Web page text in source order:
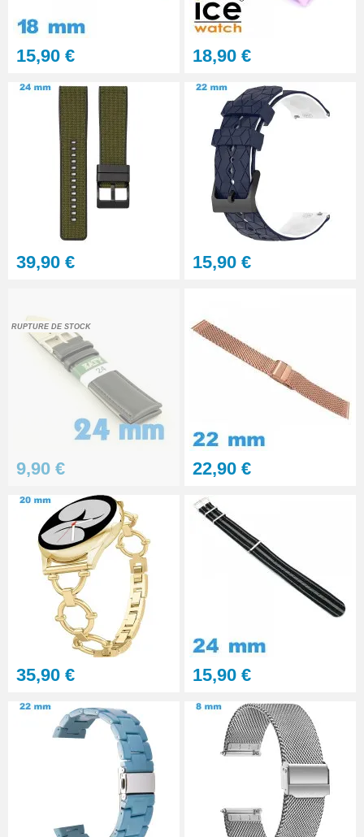
professionnel BERGEON
Interchangeable
9,90 €
Kit Réparation Montre
Multifonction
23,90 €
15,90 € 18,90 €
39,90 € 15,90 €
RUPTURE DE STOCK
9,90 € 22,90 €
35,90 € 15,90 €